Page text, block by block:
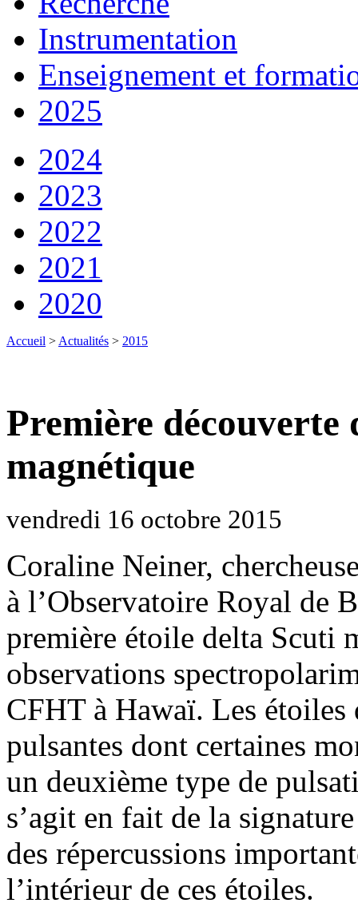
Instrumentation
Enseignement et
2025
2024
2023
2022
2021
2020
Accueil > Actualités > 2015
Première découverte
magnétique
vendredi 16 octobre 2015
Coraline Neiner,
à l’Observatoire Royal de
première étoile delta Scuti
observations
CFHT à Hawaï. Les étoiles
pulsantes dont certaines
un deuxième type de
s’agit en fait de la
des répercussions
l’intérieur de ces étoiles.